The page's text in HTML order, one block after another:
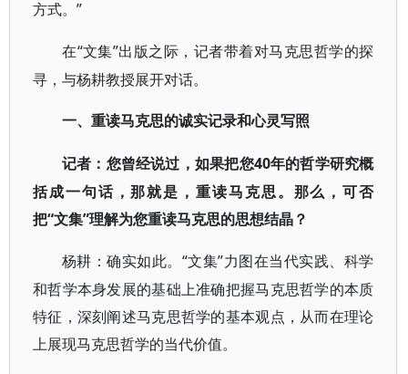
方式。”
在“文集”出版之际，记者带着对马克思哲学的探
寻，与杨耕教授展开对话。
一、重读马克思的诚实记录和心灵写照
记者：您曾经说过，如果把您40年的哲学研究概
括成一句话，那就是，重读马克思。那么，可否
把“文集”理解为您重读马克思的思想结晶？
杨耕：确实如此。 “文集”力图在当代实践、科学
和哲学本身发展的基础上准确把握马克思哲学的本质
特征，深刻阐述马克思哲学的基本观点，从而在理论
上展现马克思哲学的当代价值。